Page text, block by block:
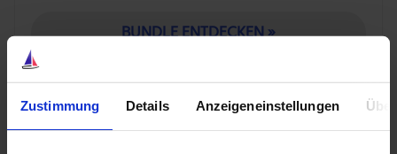
Zustimmung Details Anzeigeneinstellungen
BUNDLE ENTDECKEN »
Es gibt heutzutage eine erfrischende Balance. Der